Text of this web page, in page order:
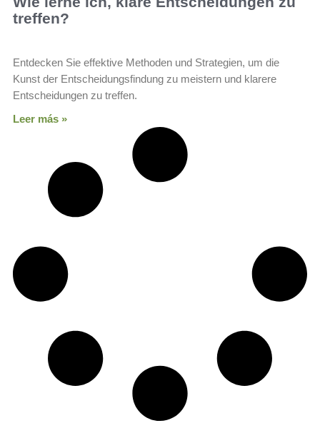
treffen?
Entdecken Sie effektive Methoden und Strategien, um die
Kunst der Entscheidungsfindung zu meistern und klarere
Entscheidungen zu treffen.
Leer más »